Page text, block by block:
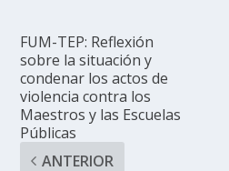
FUM-TEP: Reflexión
sobre la situación y
condenar los actos de
violencia contra los
Maestros y las Escuelas
Públicas
ANTERIOR